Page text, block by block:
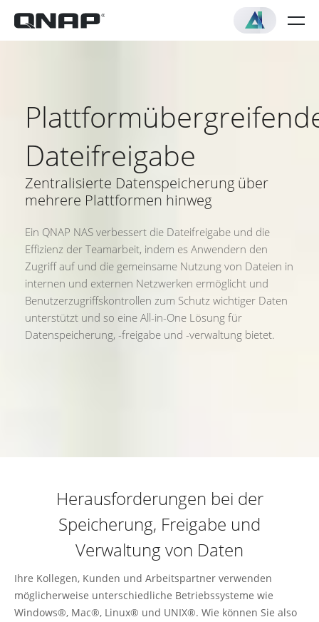
Dateifreigabe
Zentralisierte Datenspeicherung über
mehrere Plattformen hinweg
Ein QNAP NAS verbessert die Dateifreigabe und die
Effizienz der Teamarbeit, indem es Anwendern den
Zugriff auf und die gemeinsame Nutzung von Dateien in
internen und externen Netzwerken ermöglicht und
Benutzerzugriffskontrollen zum Schutz wichtiger Daten
unterstützt und so eine All-in-One Lösung für
Datenspeicherung, -freigabe und -verwaltung bietet.
Herausforderungen bei der
Speicherung, Freigabe und
Verwaltung von Daten
Ihre Kollegen, Kunden und Arbeitspartner verwenden
möglicherweise unterschiedliche Betriebssysteme wie
Windows®, Mac®, Linux® und UNIX®. Wie können Sie also